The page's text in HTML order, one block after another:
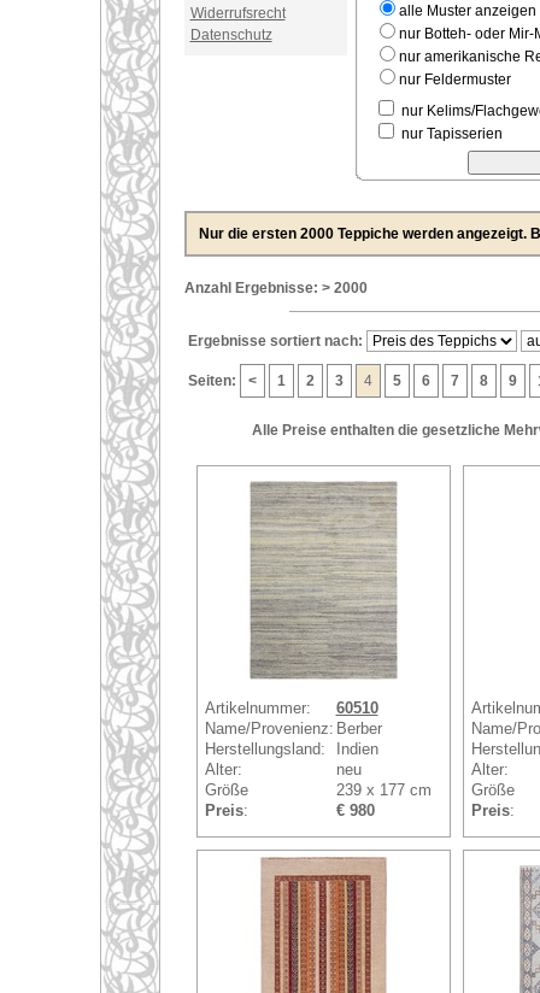
Widerrufsrecht
Datenschutz
alle Muster anzeigen
nur Botteh- oder Mir-
nur amerikanische
nur Feldermuster
nur Kelims/
nur Tapisserien
Nur die ersten 2000 Teppiche werden angezeigt.
Anzahl Ergebnisse: > 2000
Ergebnisse sortiert nach:
Seiten: < 1 2 3 4 5 6 7 8 9
Alle Preise enthalten die gesetzliche
Artikelnummer:
60510
Name/Provenienz: Berber
Herstellungsland:
Indien
Alter:
neu
Größe
239 x 177 cm
Preis: € 980
Name/
Alter:
Größe
Preis: